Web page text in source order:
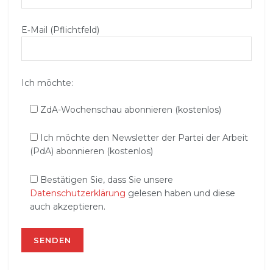
E‑Mail (Pflichtfeld)
Ich möchte:
ZdA-Wochenschau abonnieren (kostenlos)
Ich möchte den Newsletter der Partei der Arbeit
(PdA) abonnieren (kostenlos)
Bestätigen Sie, dass Sie unsere
Datenschutzerklärung gelesen haben und diese
auch akzeptieren.